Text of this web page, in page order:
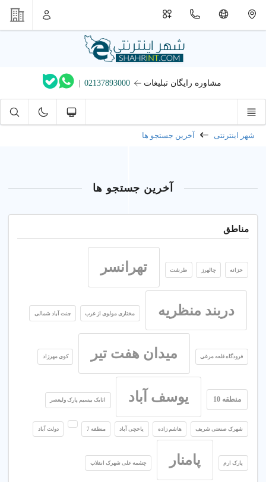
مشاوره رایگان تبلیغات 02137893000
|
شهر اینترنتی آخرین جستجو ها
آخرین جستجو ها
مناطق
خزانه چالهرز طرشت تهرانسر
دربند منظریه مختاری مولوی از غرب جنت آباد شمالی
فرودگاه قلعه مرغی میدان هفت تیر کوی مهرزاد
منطقه 10 یوسف آباد اتابک بیسیم پارک ولیعصر
شهرک صنعتی شریف هاشم زاده یاخچی آباد منطقه 7 دولت آباد
پارک ارم پامنار چشمه علی شهرک انقلاب